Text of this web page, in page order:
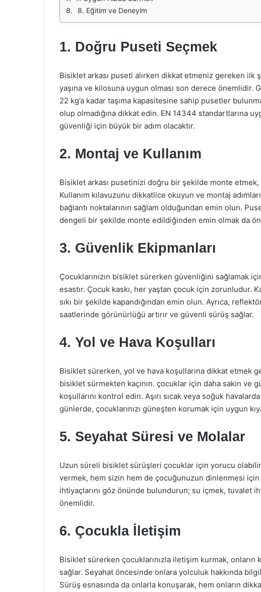
8. Eğitim ve Deneyim
1. Doğru Puseti Seçmek
Bisiklet arkası puseti alırken dikkat etmeniz gereken
yaşına ve kilosuna uygun olması son derece önemlidir.
22 kg’a kadar taşıma kapasitesine sahip pusetler
olup olmadığına dikkat edin. EN 14344 standartlarına
güvenliği için büyük bir adım olacaktır.
2. Montaj ve Kullanım
Bisiklet arkası pusetinizi doğru bir şekilde monte
Kullanım kılavuzunu dikkatlice okuyun ve montaj
bağlantı noktalarının sağlam olduğundan emin olun.
dengeli bir şekilde monte edildiğinden emin olmak da
3. Güvenlik Ekipmanları
Çocuklarınızın bisiklet sürerken güvenliğini sağlamak
esastır. Çocuk kaskı, her yaştan çocuk için zorunludur.
sıkı bir şekilde kapandığından emin olun. Ayrıca,
saatlerinde görünürlüğü artırır ve güvenli sürüş sağlar.
4. Yol ve Hava Koşulları
Bisiklet sürerken, yol ve hava koşullarına dikkat etmek
bisiklet sürmekten kaçının. çocuklar için daha sakin ve
koşullarını kontrol edin. Aşırı sıcak veya soğuk
günlerde, çocuklarınızı güneşten korumak için uygun
5. Seyahat Süresi ve Molalar
Uzun süreli bisiklet sürüşleri çocuklar için yorucu
vermek, hem sizin hem de çocuğunuzun dinlenmesi
ihtiyaçlarını göz önünde bulundurun; su içmek, tuvalet
önemlidir.
6. Çocukla İletişim
Bisiklet sürerken çocuklarınızla iletişim kurmak,
sağlar. Seyahat öncesinde onlara yolculuk hakkında
Sürüş esnasında da onlarla konuşarak, hem onların